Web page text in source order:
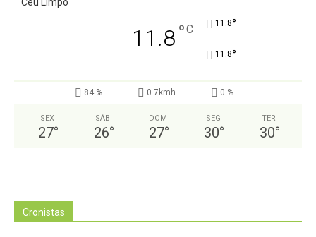
11.8°C 11.8°
11.8°
84 % 0.7kmh 0 %
SEX
27°
SÁB
26°
DOM
27°
SEG
30°
TER
30°
Cronistas